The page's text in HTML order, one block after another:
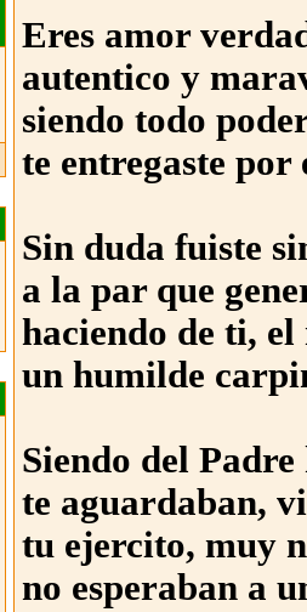
Eres amor
autentico y
siendo todo
te entregaste por
Sin duda fuiste
a la par que
haciendo de ti,
un humilde
Siendo del Padre
te aguardaban,
tu ejercito, muy
no esperaban a